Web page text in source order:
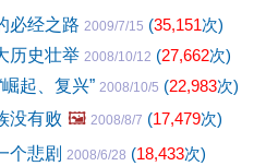
必经之路 2009/7/15 (35,151次)
历史壮举 2008/10/12 (27,662次)
起、复兴” 2008/10/5 (22,983次)
没有败 🖼️ 2008/8/7 (17,479次)
个悲剧 2008/6/28 (18,433次)